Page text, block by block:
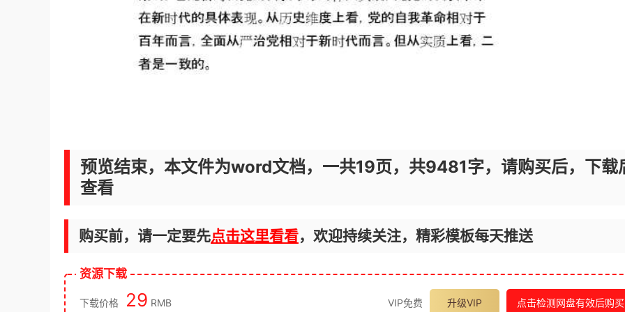
预览结束，本文件为word文档，一共19页，共9481字，请购买后，下载
查看
购买前，请一定要先点击这里看看，欢迎持续关注，精彩模板每天推送
资源下载
下载价格 29 RMB VIP免费 升级VIP 点击检测网盘有效后购买